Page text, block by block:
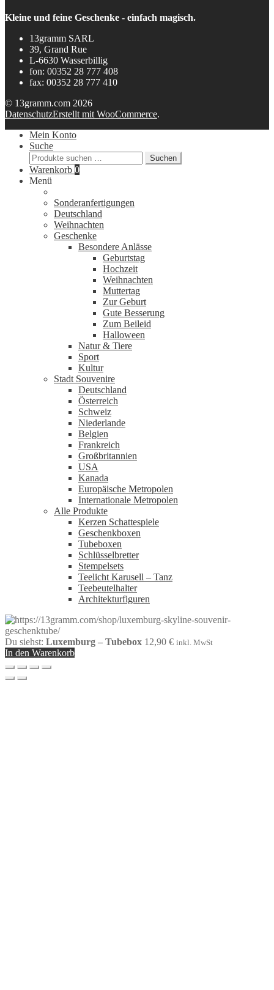
Kleine und feine Geschenke - einfach magisch.
13gramm SARL
39, Grand Rue
L-6630 Wasserbillig
fon: 00352 28 777 408
fax: 00352 28 777 410
© 13gramm.com 2026
DatenschutzErstellt mit WooCommerce.
Mein Konto
Suche
Suchen
nach:
Suchen
Warenkorb 0
Menü
Sonderanfertigungen
Deutschland
Weihnachten
Geschenke
Besondere Anlässe
Geburtstag
Hochzeit
Weihnachten
Muttertag
Zur Geburt
Gute Besserung
Zum Beileid
Halloween
Natur & Tiere
Sport
Kultur
Stadt Souvenire
Deutschland
Österreich
Schweiz
Niederlande
Belgien
Frankreich
Großbritannien
USA
Kanada
Europäische Metropolen
Internationale Metropolen
Alle Produkte
Kerzen Schattespiele
Geschenkboxen
Tubeboxen
Schlüsselbretter
Stempelsets
Teelicht Karusell – Tanz
Teebeutelhalter
Architekturfiguren
Du siehst: Luxemburg – Tubebox 12,90 € inkl. MwSt
In den Warenkorb